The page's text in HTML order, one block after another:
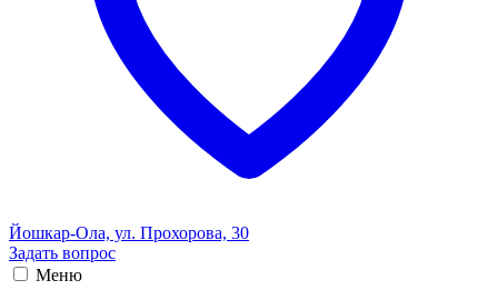
Йошкар-Ола, ул. Прохорова, 30
Задать вопрос
Меню